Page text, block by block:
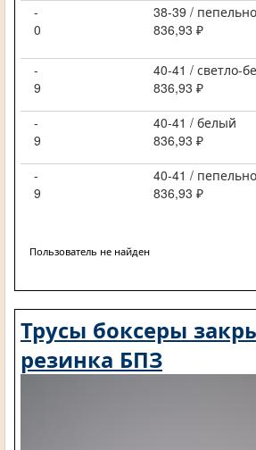
-
38-39 /
0
836,93 ₽
-
40-41 / светло-
9
836,93 ₽
-
40-41 / белый
9
836,93 ₽
-
40-41 /
9
836,93 ₽
Пользователь не найден
Трусы боксеры
резинка БПЗ